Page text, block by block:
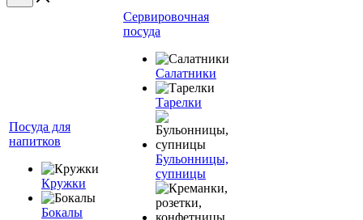
Посуда для
напитков
Кружки
Бокалы
Сервировочная
посуда
Салатники
Тарелки
Бульонницы,
супницы